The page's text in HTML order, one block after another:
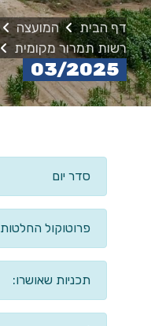
דף הבית המועצה
רשות תמרור מקומית
03/2025
סדר יום
פרוטוקול החלטות
תכניות שאושרו: